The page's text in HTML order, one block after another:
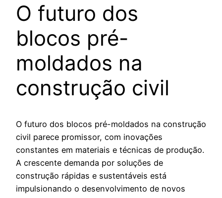
O futuro dos
blocos pré-
moldados na
construção civil
O futuro dos blocos pré-moldados na construção
civil parece promissor, com inovações
constantes em materiais e técnicas de produção.
A crescente demanda por soluções de
construção rápidas e sustentáveis está
impulsionando o desenvolvimento de novos